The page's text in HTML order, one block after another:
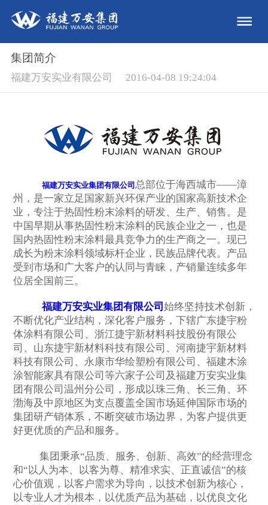
集团简介
福建万安实业有限公司 2016-04-08 19:24:04
福建万安实业集团有限公司 总部位于海西城市——漳
州，是一家立足国家新兴环保产业的国家高新技术企
业，专注于热固性粉末涂料的研发、生产、销售。是
中国早期从事热固性粉末涂料的民族企业之一，也是
国内热固性粉末涂料最具竞争力的生产商之一。现已
成长为粉末涂料领域标杆企业，民族品牌代表。产品
受到市场和广大客户的认同与青睐，产销量连续多年
位居全国前三。
福建万安实业集团有限公司 始终坚持技术创新，
不断优化产业结构，深化客户服务，下辖广东捷宇粉
体涂料有限公司、浙江捷宇新材料科技股份有限公
司、山东捷宇新材料科技有限公司、河南捷宇新材料
科技有限公司、永康市华绘塑粉有限公司、福建木涂
涂智能家具有限公司等六家子公司及福建万安实业集
团有限公司温州分公司，形成以珠三角、长三角、环
渤海及中原地区为支点覆盖全国市场延伸国际市场的
集团研产销体系，不断突破市场边界，为客户提供更
好更优质的产品和服务。
集团秉承“品质、服务、创新、高效”的经营理念
和“以人为本、以客为尊、精准求实、正直诚信”的核
心价值观，以客户需求为导向，以技术创新为核心，
以专业人才为根本，以优质产品为基础，以优良文化